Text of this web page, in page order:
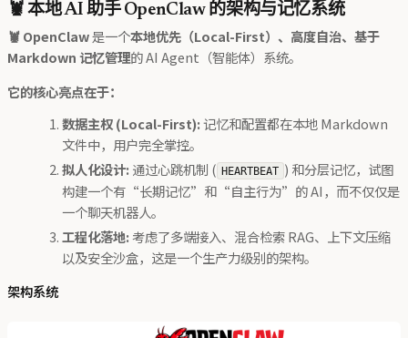
🦞 本地 AI 助手 OpenClaw 的架构与记忆系统
🦞 OpenClaw是一个本地优先（Local-First）、高度自治、基于
Markdown 记忆管理的 AI Agent（智能体）系统。
它的核心亮点在于：
数据主权 (Local-First):记忆和配置都在本地 Markdown
文件中，用户完全掌控。
拟人化设计: 通过心跳机制 ( HEARTBEAT ) 和分层记忆，试图
构建一个有“长期记忆”和“自主行为”的 AI，而不仅仅是
一个聊天机器人。
工程化落地:考虑了多端接入、混合检索 RAG、上下文压缩
以及安全沙盒，这是一个生产力级别的架构。
架构系统